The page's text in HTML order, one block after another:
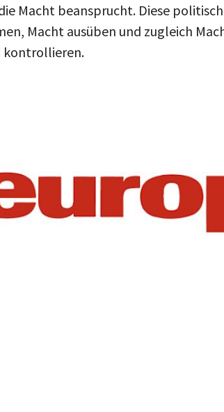
Macht beansprucht. Diese
Macht ausüben und zugleich
kontrollieren.